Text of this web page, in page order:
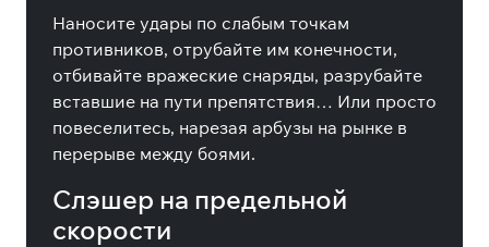
Наносите удары по слабым точкам
противников, отрубайте им конечности,
отбивайте вражеские снаряды, разрубайте
вставшие на пути препятствия… Или просто
повеселитесь, нарезая арбузы на рынке в
перерыве между боями.
Слэшер на предельной
скорости